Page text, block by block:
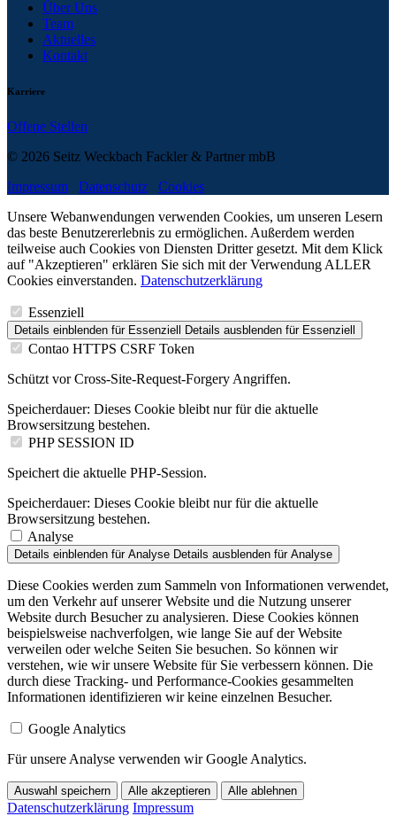
Über Uns
Team
Aktuelles
Kontakt
Karriere
Offene Stellen
© 2026 Seitz Weckbach Fackler & Partner mbB
Impressum
Datenschutz
Cookies
Unsere Webanwendungen verwenden Cookies, um unseren Lesern
das beste Benutzererlebnis zu ermöglichen. Außerdem werden
teilweise auch Cookies von Diensten Dritter gesetzt. Mit dem Klick
auf "Akzeptieren" erklären Sie sich mit der Verwendung ALLER
Cookies einverstanden. Datenschutzerklärung
Essenziell
Details einblenden für Essenziell Details ausblenden für Essenziell
Contao HTTPS CSRF Token
Schützt vor Cross-Site-Request-Forgery Angriffen.
Speicherdauer: Dieses Cookie bleibt nur für die aktuelle
Browsersitzung bestehen.
PHP SESSION ID
Speichert die aktuelle PHP-Session.
Speicherdauer: Dieses Cookie bleibt nur für die aktuelle
Browsersitzung bestehen.
Analyse
Details einblenden für Analyse Details ausblenden für Analyse
Diese Cookies werden zum Sammeln von Informationen verwendet,
um den Verkehr auf unserer Website und die Nutzung unserer
Website durch Besucher zu analysieren. Diese Cookies können
beispielsweise nachverfolgen, wie lange Sie auf der Website
verweilen oder welche Seiten Sie besuchen. So können wir
verstehen, wie wir unsere Website für Sie verbessern können. Die
durch diese Tracking- und Performance-Cookies gesammelten
Informationen identifizieren wir keine einzelnen Besucher.
Google Analytics
Für unsere Analyse verwenden wir Google Analytics.
Auswahl speichern Alle akzeptieren Alle ablehnen
Datenschutzerklärung Impressum